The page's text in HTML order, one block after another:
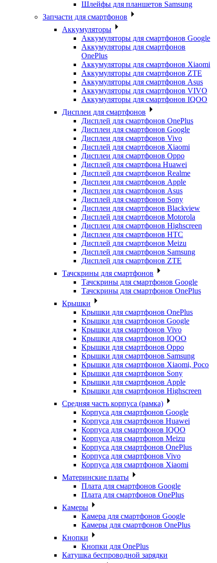
Шлейфы для планшетов Samsung
Запчасти для смартфонов
Аккумуляторы
Аккумуляторы для смартфонов Google
Аккумуляторы для смартфонов
OnePlus
Аккумуляторы для смартфонов Xiaomi
Аккумуляторы для смартфонов ZTE
Аккумуляторы для cмартфонов Asus
Аккумуляторы для смартфонов VIVO
Аккумуляторы для смартфонов IQOO
Дисплеи для смартфонов
Дисплей для смартфонов OnePlus
Дисплеи для смартфонов Google
Дисплеи для смартфонов Vivo
Дисплей для смартфонов Xiaomi
Дисплеи для смартфонов Oppo
Дисплей для смартфона Huawei
Дисплей для смартфонов Realme
Дисплеи для смартфонов Apple
Дисплеи для смартфонов Asus
Дисплей для смартфонов Sony
Дисплеи для смартфонов Blackview
Дисплей для смартфонов Motorola
Дисплеи для смартфонов Highscreen
Дисплеи для смартфонов HTC
Дисплей для смартфонов Meizu
Дисплей для смартфонов Samsung
Дисплей для смартфонов ZTE
Тачскрины для смартфонов
Тачскрины для смартфонов Google
Тачскрины для смартфонов OnePlus
Крышки
Крышки для смартфонов OnePlus
Крышки для смартфонов Google
Крышки для смартфонов Vivo
Крышки для смартфонов IQOO
Крышки для смартфонов Oppo
Крышки для смартфонов Samsung
Крышки для смартфонов Xiaomi, Poco
Крышки для смартфонов Sony
Крышки для смартфонов Apple
Крышки для смартфонов Highscreen
Средняя часть корпуса (рамка)
Корпуса для смартфонов Google
Корпуса для смартфонов Huawei
Корпуса для смартфонов IQOO
Корпуса для смартфонов Meizu
Корпуса для смартфонов OnePlus
Корпуса для смартфонов Vivo
Корпуса для смартфонов Xiaomi
Материнские платы
Плата для смартфонов Google
Плата для смартфонов OnePlus
Камеры
Камера для смартфонов Google
Камеры для смартфонов OnePlus
Кнопки
Кнопки для OnePlus
Катушка беспроводной зарядки